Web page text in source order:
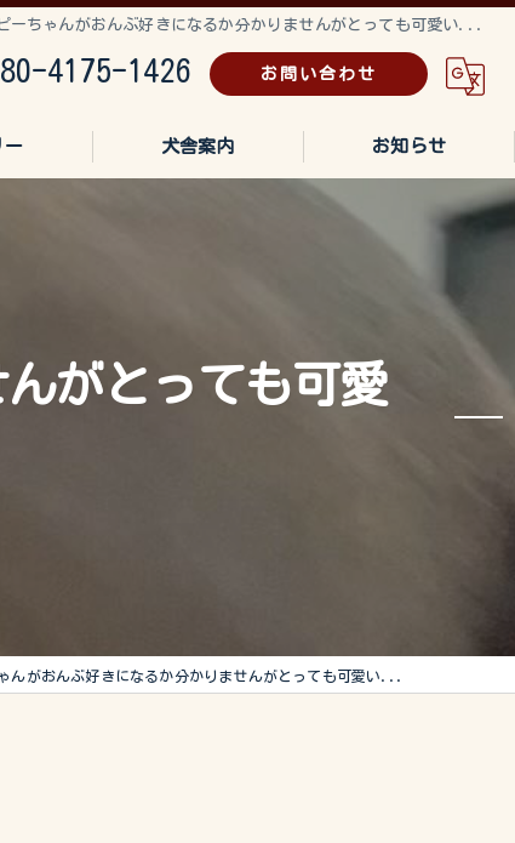
ーちゃんがおんぶ好きになるか分かりませんがとっても可愛い...
4175-1426 お問い合わせ
ー 犬舎案内 お知らせ
がとっても可愛
んがおんぶ好きになるか分かりませんがとっても可愛い...